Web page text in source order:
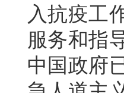
入抗疫工
服务和指
中国政府